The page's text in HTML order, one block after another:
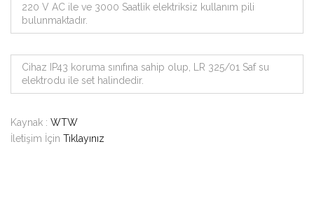
220 V AC ile ve 3000 Saatlik elektriksiz kullanım pili
bulunmaktadır.
Cihaz IP43 koruma sınıfına sahip olup, LR 325/01 Saf su
elektrodu ile set halindedir.
Kaynak : WTW
İletişim İçin Tıklayınız